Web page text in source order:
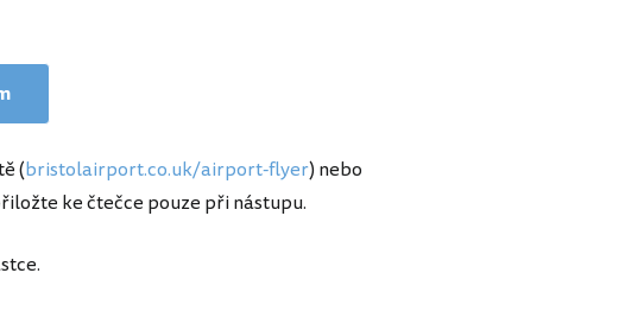
(bristolairport.co.uk/airport-flyer) nebo
ke čtečce pouze při nástupu.